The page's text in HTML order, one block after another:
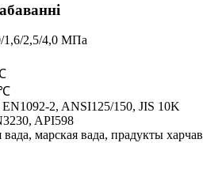
1,6/2,5/4,0 МПа
EN1092-2, ANSI125/150, JIS 10K
API598
вада, марская вада, прадукты